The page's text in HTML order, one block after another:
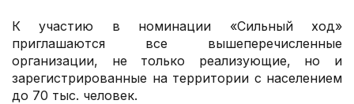
К участию в номинации «Сильный ход»
приглашаются все вышеперечисленные
организации, не только реализующие, но и
зарегистрированные на территории с населением
до 70 тыс. человек.